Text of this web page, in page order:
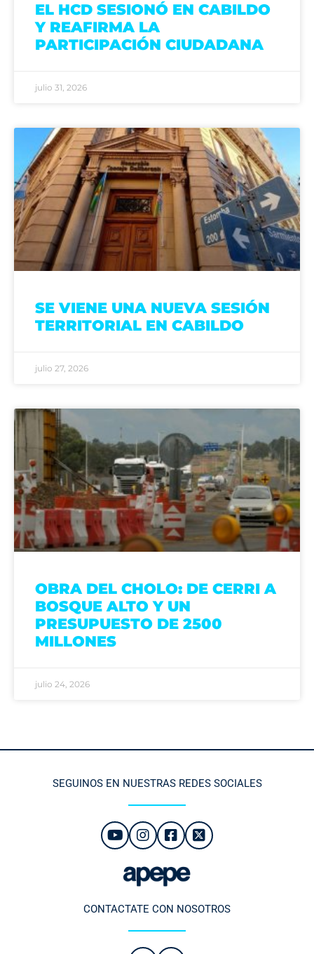
EL HCD SESIONÓ EN CABILDO
Y REAFIRMA LA
PARTICIPACIÓN CIUDADANA
julio 31, 2026
SE VIENE UNA NUEVA SESIÓN
TERRITORIAL EN CABILDO
julio 27, 2026
OBRA DEL CHOLO: DE CERRI A
BOSQUE ALTO Y UN
PRESUPUESTO DE 2500
MILLONES
julio 24, 2026
SEGUINOS EN NUESTRAS REDES SOCIALES
CONTACTATE CON NOSOTROS